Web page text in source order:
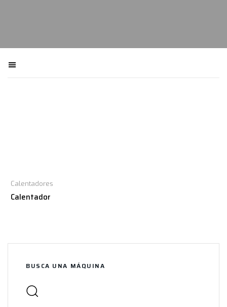
Calentadores
Calentador
BUSCA UNA MÁQUINA